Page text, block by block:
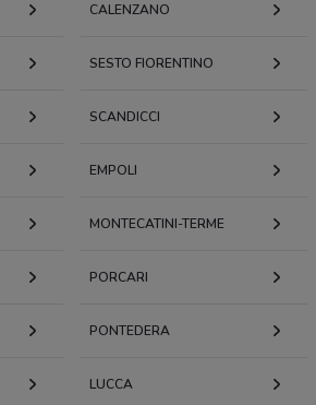
CALENZANO
SESTO FIORENTINO
SCANDICCI
EMPOLI
MONTECATINI-TERME
PORCARI
PONTEDERA
LUCCA